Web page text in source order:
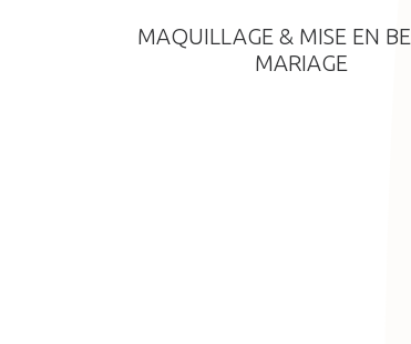
MAQUILLAGE & MISE EN
MARIAGE